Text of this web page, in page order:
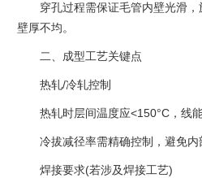
穿孔过程需保证毛管内壁光滑
壁厚不均。
二、成型工艺关键点
‌热轧/冷轧控制‌
热轧时层间温度应<150°C，线
冷拔减径率需精确控制，避免内
‌焊接要求‌(若涉及焊接工艺)